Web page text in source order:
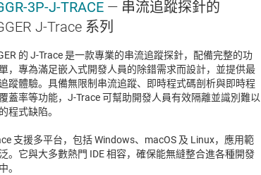
3P-J-TRACE — 串流追蹤探針的
J-Trace 系列
的 J-Trace 是一款專業的串流追蹤探針，配備完整的功
，專為滿足嵌入式開發人員的除錯需求而設計，並提供最
蹤體驗。具備無限制串流追蹤、即時程式碼剖析與即時程
蓋率等功能，J-Trace 可幫助開發人員有效隔離並識別難以
程式缺陷。
支援多平台，包括 Windows、macOS 及 Linux，應用範
。它與大多數熱門 IDE 相容，確保能無縫整合進各種開發
。